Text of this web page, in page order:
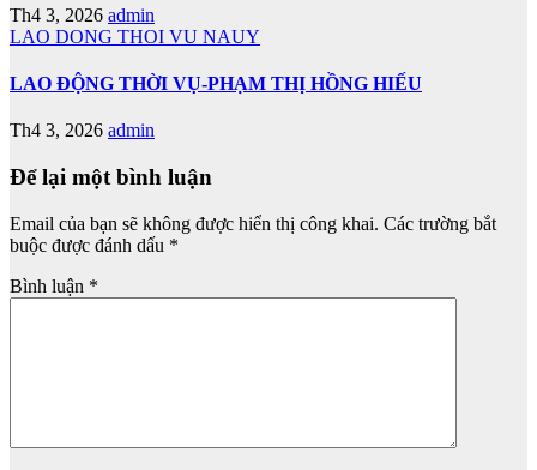
Th4 3, 2026 admin
LAO DONG THOI VU NAUY
LAO ĐỘNG THỜI VỤ-PHẠM THỊ HỒNG HIẾU
Th4 3, 2026 admin
Để lại một bình luận
Email của bạn sẽ không được hiển thị công khai. Các trường bắt
buộc được đánh dấu *
Bình luận *